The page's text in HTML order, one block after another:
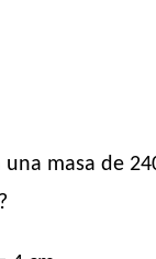
masa de